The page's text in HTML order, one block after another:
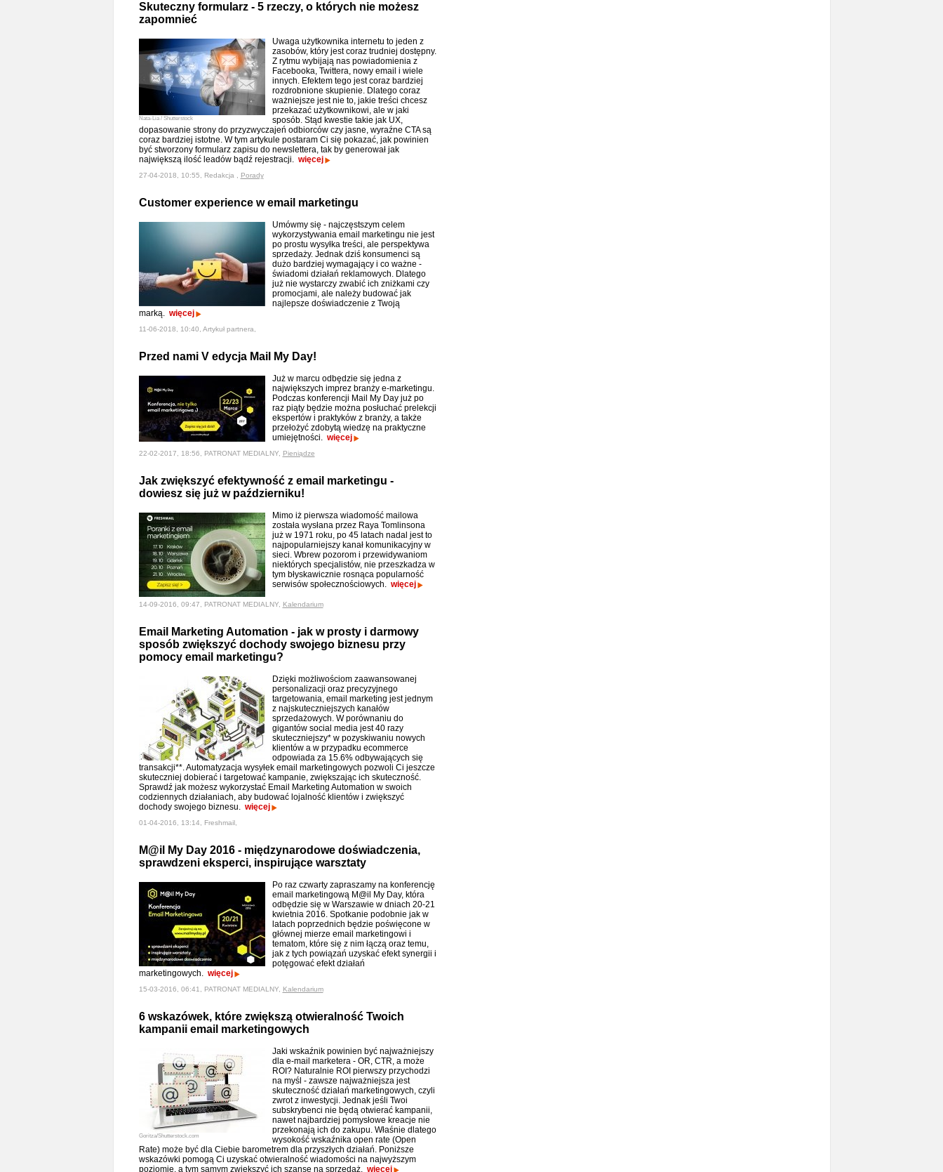
Skuteczny formularz - 5 rzeczy, o których nie możesz
zapomnieć
Nata-Lia / Shutterstock
Uwaga użytkownika internetu to jeden z
zasobów, który jest coraz trudniej dostępny.
Z rytmu wybijają nas powiadomienia z
Facebooka, Twittera, nowy email i wiele
innych. Efektem tego jest coraz bardziej
rozdrobnione skupienie. Dlatego coraz
ważniejsze jest nie to, jakie treści chcesz
przekazać użytkownikowi, ale w jaki
sposób. Stąd kwestie takie jak UX,
dopasowanie strony do przyzwyczajeń odbiorców czy jasne, wyraźne CTA są
coraz bardziej istotne. W tym artykule postaram Ci się pokazać, jak powinien
być stworzony formularz zapisu do newslettera, tak by generował jak
największą ilość leadów bądź rejestracji. więcej
27-04-2018, 10:55, Redakcja , Porady
Customer experience w email marketingu
Umówmy się - najczęstszym celem
wykorzystywania email marketingu nie jest
po prostu wysyłka treści, ale perspektywa
sprzedaży. Jednak dziś konsumenci są
dużo bardziej wymagający i co ważne -
świadomi działań reklamowych. Dlatego
już nie wystarczy zwabić ich zniżkami czy
promocjami, ale należy budować jak
najlepsze doświadczenie z Twoją
marką. więcej
11-06-2018, 10:40, Artykuł partnera,
Przed nami V edycja Mail My Day!
Już w marcu odbędzie się jedna z
największych imprez branży e-marketingu.
Podczas konferencji Mail My Day już po
raz piąty będzie można posłuchać prelekcji
ekspertów i praktyków z branży, a także
przełożyć zdobytą wiedzę na praktyczne
umiejętności. więcej
22-02-2017, 18:56, PATRONAT MEDIALNY, Pieniądze
Jak zwiększyć efektywność z email marketingu -
dowiesz się już w październiku!
Mimo iż pierwsza wiadomość mailowa
została wysłana przez Raya Tomlinsona
już w 1971 roku, po 45 latach nadal jest to
najpopularniejszy kanał komunikacyjny w
sieci. Wbrew pozorom i przewidywaniom
niektórych specjalistów, nie przeszkadza w
tym błyskawicznie rosnąca popularność
serwisów społecznościowych. więcej
14-09-2016, 09:47, PATRONAT MEDIALNY, Kalendarium
Email Marketing Automation - jak w prosty i darmowy
sposób zwiększyć dochody swojego biznesu przy
pomocy email marketingu?
Dzięki możliwościom zaawansowanej
personalizacji oraz precyzyjnego
targetowania, email marketing jest jednym
z najskuteczniejszych kanałów
sprzedażowych. W porównaniu do
gigantów social media jest 40 razy
skuteczniejszy* w pozyskiwaniu nowych
klientów a w przypadku ecommerce
odpowiada za 15.6% odbywających się
transakcji**. Automatyzacja wysyłek email marketingowych pozwoli Ci jeszcze
skuteczniej dobierać i targetować kampanie, zwiększając ich skuteczność.
Sprawdź jak możesz wykorzystać Email Marketing Automation w swoich
codziennych działaniach, aby budować lojalność klientów i zwiększyć
dochody swojego biznesu. więcej
01-04-2016, 13:14, Freshmail,
M@il My Day 2016 - międzynarodowe doświadczenia,
sprawdzeni eksperci, inspirujące warsztaty
Po raz czwarty zapraszamy na konferencję
email marketingową M@il My Day, która
odbędzie się w Warszawie w dniach 20-21
kwietnia 2016. Spotkanie podobnie jak w
latach poprzednich będzie poświęcone w
głównej mierze email marketingowi i
tematom, które się z nim łączą oraz temu,
jak z tych powiązań uzyskać efekt synergii i
potęgować efekt działań
marketingowych. więcej
15-03-2016, 06:41, PATRONAT MEDIALNY, Kalendarium
6 wskazówek, które zwiększą otwieralność Twoich
kampanii email marketingowych
Goritza/Shutterstock.com
Jaki wskaźnik powinien być najważniejszy
dla e-mail marketera - OR, CTR, a może
ROI? Naturalnie ROI pierwszy przychodzi
na myśl - zawsze najważniejsza jest
skuteczność działań marketingowych, czyli
zwrot z inwestycji. Jednak jeśli Twoi
subskrybenci nie będą otwierać kampanii,
nawet najbardziej pomysłowe kreacje nie
przekonają ich do zakupu. Właśnie dlatego
wysokość wskaźnika open rate (Open
Rate) może być dla Ciebie barometrem dla przyszłych działań. Poniższe
wskazówki pomogą Ci uzyskać otwieralność wiadomości na najwyższym
poziomie, a tym samym zwiększyć ich szansę na sprzedaż. więcej